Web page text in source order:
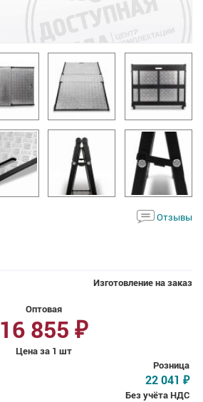
Отзывы
Изготовление на заказ
Оптовая
16 855 ₽
Цена за 1 шт
Розница
22 041 ₽
Без учёта НДС